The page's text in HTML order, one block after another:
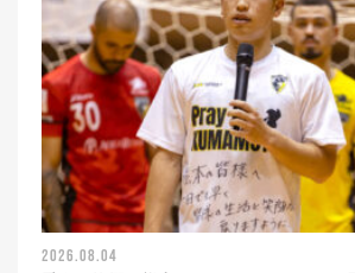
2026.08.04